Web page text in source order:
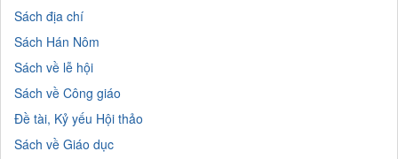
Sách địa chí
Sách Hán Nôm
Sách về lễ hội
Sách về Công giáo
Đề tài, Kỷ yếu Hội thảo
Sách về Giáo dục